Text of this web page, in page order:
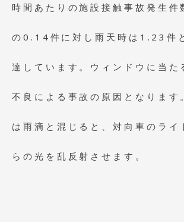
時間あたりの施設接触事故発生件
の0.14件に対し雨天時は1.23件
達しています。ウィンドウに当た
不良による事故の原因となります
は雨滴と混じると、対向車のライ
らの光を乱反射させます。